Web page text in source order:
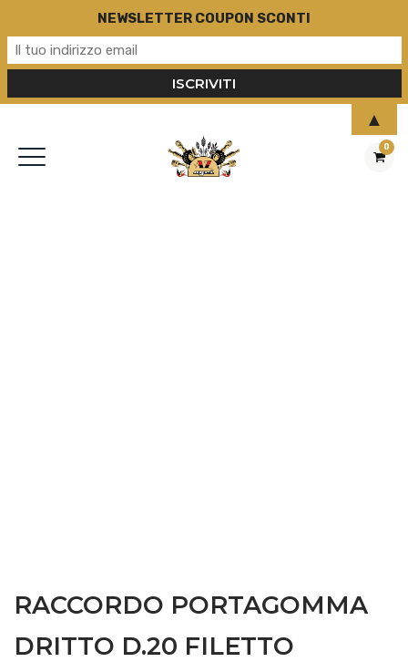
0
RACCORDO PORTAGOMMA
DRITTO D.20 FILETTO
NEWSLETTER COUPON SCONTI
▲